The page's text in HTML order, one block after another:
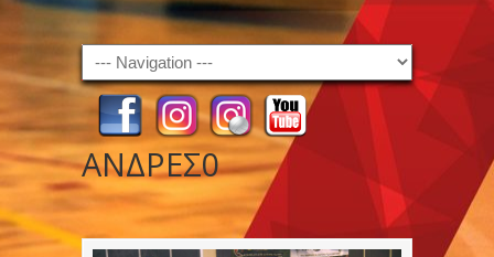
Navigation
ΑΝΔΡΕΣ0